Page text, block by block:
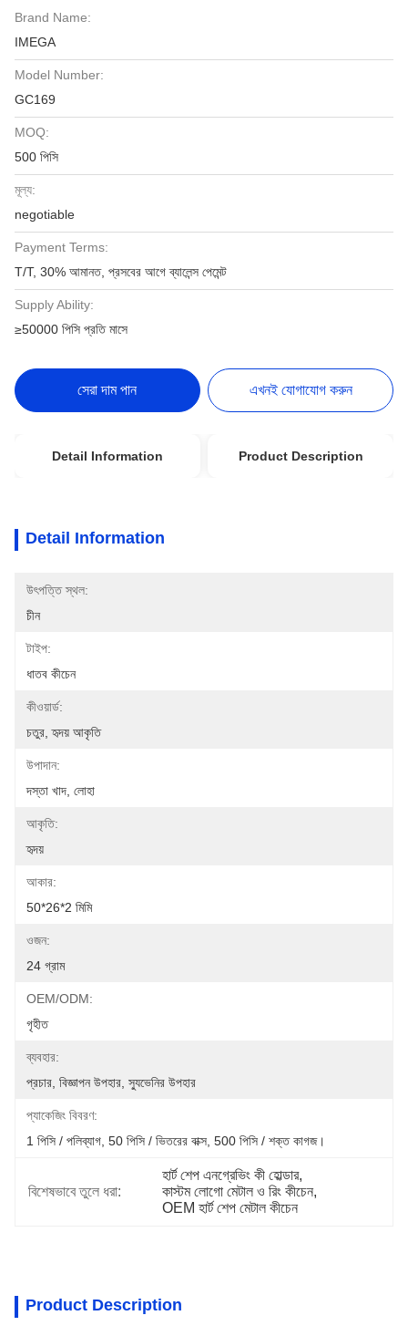
Brand Name:
IMEGA
Model Number:
GC169
MOQ:
500 পিসি
মূল্য:
negotiable
Payment Terms:
T/T, 30% আমানত, প্রসবের আগে ব্যালেন্স পেমেন্ট
Supply Ability:
≥50000 পিসি প্রতি মাসে
সেরা দাম পান এখনই যোগাযোগ করুন
Detail Information Product Description
Detail Information
উৎপত্তি স্থল:
চীন
টাইপ:
ধাতব কীচেন
কীওয়ার্ড:
চতুর, হৃদয় আকৃতি
উপাদান:
দস্তা খাদ, লোহা
আকৃতি:
হৃদয়
আকার:
50*26*2 মিমি
ওজন:
24 গ্রাম
OEM/ODM:
গৃহীত
ব্যবহার:
প্রচার, বিজ্ঞাপন উপহার, স্যুভেনির উপহার
প্যাকেজিং বিবরণ:
1 পিসি / পলিব্যাগ, 50 পিসি / ভিতরের বাক্স, 500 পিসি / শক্ত কাগজ।
বিশেষভাবে তুলে ধরা:
হার্ট শেপ এনগ্রেভিং কী হোল্ডার,
কাস্টম লোগো মেটাল ও রিং কীচেন,
OEM হার্ট শেপ মেটাল কীচেন
Product Description